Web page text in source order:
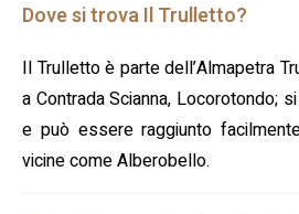
Dove si trova Il Trulletto?
Il Trulletto è parte dell’Almapetra
a Contrada Scianna, Locorotondo;
e può essere raggiunto
vicine come Alberobello.